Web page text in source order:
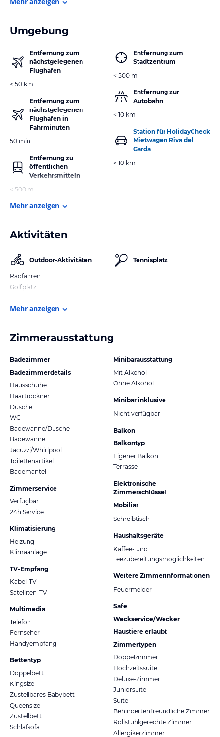
Umgebung
Entfernung zum
nächstgelegenen
Flughafen
< 50 km
Entfernung zum
nächstgelegenen
Flughafen in
Fahrminuten
50 min
Entfernung zu
öffentlichen
Verkehrsmitteln
< 500 m
Entfernung zum
Stadtzentrum
< 500 m
Entfernung zur
Autobahn
< 10 km
Station für HolidayCheck
Mietwagen Riva del
Garda
< 10 km
Mehr anzeigen
Aktivitäten
Outdoor-Aktivitäten
Radfahren
Golfplatz
Tennisplatz
Mehr anzeigen
Zimmerausstattung
Badezimmer
Badezimmerdetails
Hausschuhe
Haartrockner
Dusche
WC
Badewanne/Dusche
Badewanne
Jacuzzi/Whirlpool
Toilettenartikel
Bademantel
Zimmerservice
Verfügbar
24h Service
Klimatisierung
Heizung
Klimaanlage
TV-Empfang
Kabel-TV
Satelliten-TV
Multimedia
Telefon
Fernseher
Handyempfang
Bettentyp
Doppelbett
Kingsize
Zustellbares Babybett
Queensize
Zustellbett
Schlafsofa
Minibarausstattung
Mit Alkohol
Ohne Alkohol
Minibar inklusive
Nicht verfügbar
Balkon
Balkontyp
Eigener Balkon
Terrasse
Elektronische
Zimmerschlüssel
Mobiliar
Schreibtisch
Haushaltsgeräte
Kaffee- und
Teezubereitungsmöglichkeiten
Weitere Zimmerinformationen
Feuermelder
Safe
Weckservice/Wecker
Haustiere erlaubt
Zimmertypen
Doppelzimmer
Hochzeitssuite
Deluxe-Zimmer
Juniorsuite
Suite
Behindertenfreundliche Zimmer
Rollstuhlgerechte Zimmer
Allergikerzimmer